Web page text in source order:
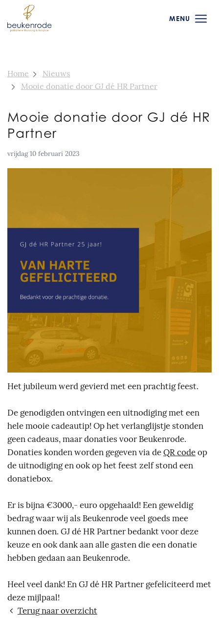
MENU
Home
Nieuws
Mooie donatie door GJ dé HR Partner
Mooie donatie door GJ dé HR
Partner
vrijdag 10 februari 2023
Het jubileum werd gevierd met een prachtig feest.
De genodigden ontvingen een uitnodiging met een
hele mooie cadeautip! Op het verlanglijstje stonden
geen cadeaus, maar donaties voor Beukenrode.
Donaties konden worden gegeven via de QR code op
de uitnodiging en ook op het feest zelf stond een
donatiebox.
Er is bijna €3000,- euro opgehaald! Een geweldig
bedrag waar wij als Beukenrode veel goeds mee
kunnen doen. GJ dé HR Partner bedankt voor deze
keuze en ook dank aan alle gasten die een donatie
hebben gedaan aan Beukenrode.
Heel veel dank! En GJ dé HR Partner gefeliciteerd met
deze mijlpaal!
Terug naar overzicht